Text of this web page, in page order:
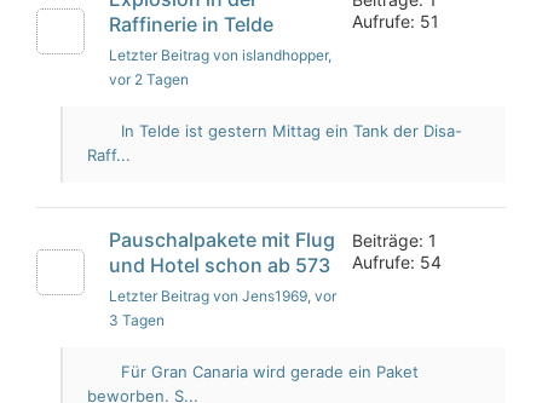
Raffinerie in Telde
Letzter Beitrag von islandhopper,
vor 2 Tagen
Aufrufe: 51
In Telde ist gestern Mittag ein Tank der Disa-
Raff...
Pauschalpakete mit Flug
und Hotel schon ab 573
Letzter Beitrag von Jens1969, vor
3 Tagen
Beiträge: 1
Aufrufe: 54
Für Gran Canaria wird gerade ein Paket
beworben. S...